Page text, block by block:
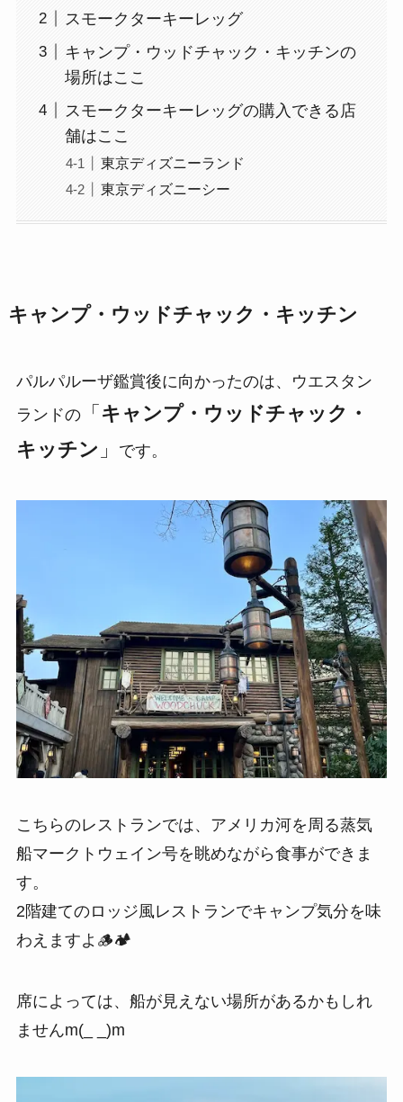
スモークターキーレッグ
キャンプ・ウッドチャック・キッチンの
場所はここ
スモークターキーレッグの購入できる店
舗はここ
東京ディズニーランド
東京ディズニーシー
キャンプ・ウッドチャック・キッチン
パルパルーザ鑑賞後に向かったのは、ウエスタン
ランドの「 キャンプ・ウッドチャック・
キッチン 」 です。
こちらのレストランでは、アメリカ河を周る蒸気
船マークトウェイン号を眺めながら食事ができま
す。
2階建てのロッジ風レストランでキャンプ気分を味
わえますよ🪵🏕️
席によっては、船が見えない場所があるかもしれ
ませんm(_ _)m